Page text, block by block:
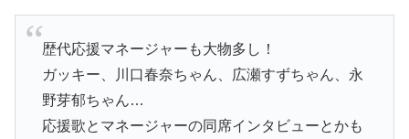
歴代応援マネージャーも大物多し！
ガッキー、川口春奈ちゃん、広瀬すずちゃん、永
野芽郁ちゃん…
応援歌とマネージャーの同席インタビューとかも